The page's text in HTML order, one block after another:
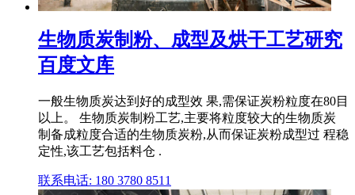
生物质炭制粉、成型及烘干工艺研究
百度文库
一般生物质炭达到好的成型效 果,需保证炭粉粒度在80目
以上。 生物质炭制粉工艺,主要将粒度较大的生物质炭
制备成粒度合适的生物质炭粉,从而保证炭粉成型过 程稳
定性,该工艺包括料仓 .
联系电话: 180 3780 8511